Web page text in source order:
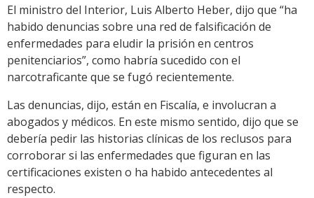
Link
El ministro del Interior, Luis Alberto Heber, dijo que “ha
habido denuncias sobre una red de falsificación de
enfermedades para eludir la prisión en centros
penitenciarios”, como habría sucedido con el
narcotraficante que se fugó recientemente.
Las denuncias, dijo, están en Fiscalía, e involucran a
abogados y médicos. En este mismo sentido, dijo que se
debería pedir las historias clínicas de los reclusos para
corroborar si las enfermedades que figuran en las
certificaciones existen o ha habido antecedentes al
respecto.